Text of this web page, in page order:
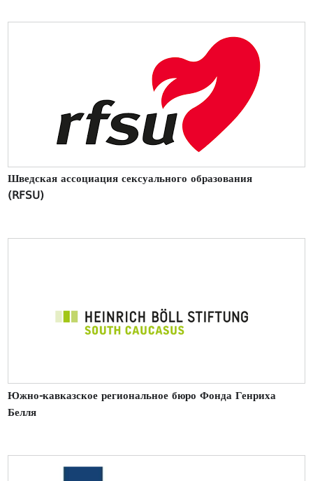
Шведская ассоциация сексуального образования
(RFSU)
Южно-кавказское региональное бюро Фонда Генриха
Белля